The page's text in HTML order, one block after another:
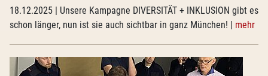
18.12.2025 | Unsere Kampagne DIVERSITÄT + INKLUSION gibt es
schon länger, nun ist sie auch sichtbar in ganz München! | mehr